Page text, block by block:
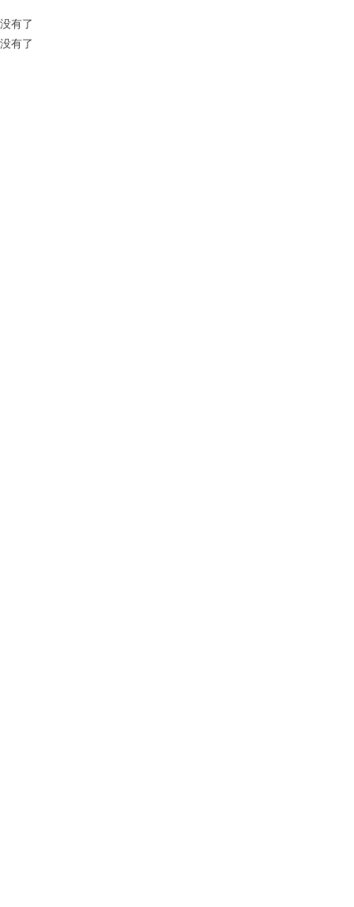
没有了
没有了